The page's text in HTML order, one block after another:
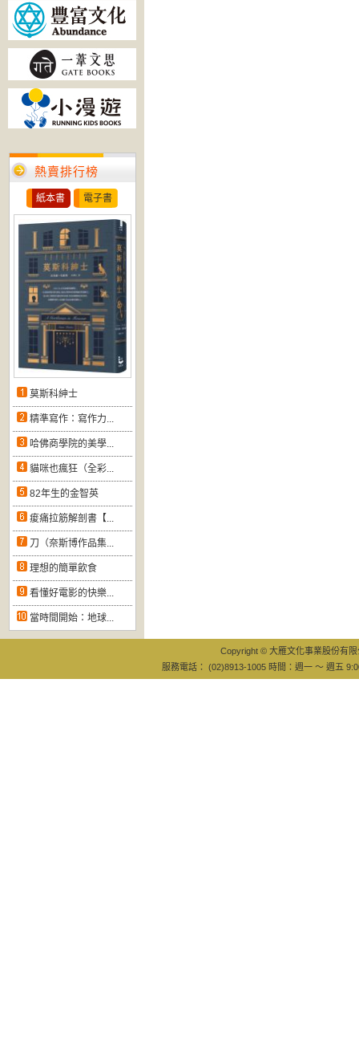
熱賣排行榜
紙本書 電子書
莫斯科紳士
精準寫作：寫作力...
哈佛商學院的美學...
貓咪也瘋狂（全彩...
82年生的金智英
痠痛拉筋解剖書【...
刀（奈斯博作品集...
理想的簡單飲食
看懂好電影的快樂...
當時間開始：地球...
Copyright © 大雁文化事業股份有
服務電話： (02)8913-1005 時間：週一 ～ 週五